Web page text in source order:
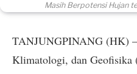
Masih Berpotensi Hujan
TANJUNGPINANG (HK)
Klimatologi, dan